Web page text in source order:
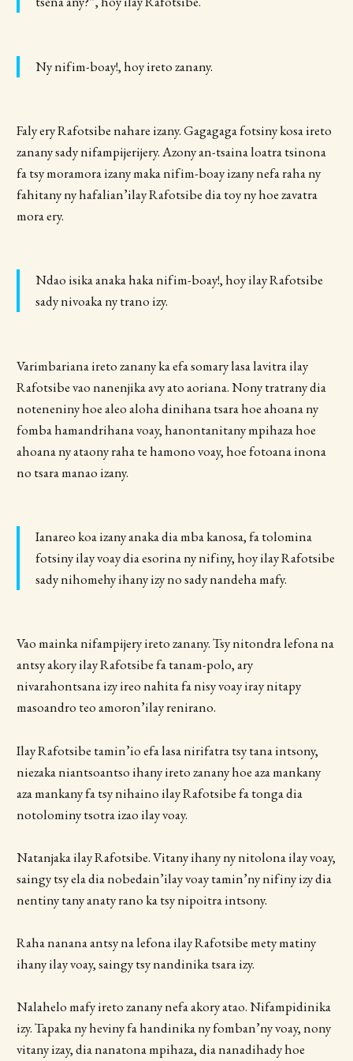
Ny nifim-boay!, hoy ireto zanany.
Faly ery Rafotsibe nahare izany. Gagagaga fotsiny kosa ireto
zanany sady nifampijerijery. Azony an-tsaina loatra tsinona
fa tsy moramora izany maka nifim-boay izany nefa raha ny
fahitany ny hafalian’ilay Rafotsibe dia toy ny hoe zavatra
mora ery.
Ndao isika anaka haka nifim-boay!, hoy ilay Rafotsibe
sady nivoaka ny trano izy.
Varimbariana ireto zanany ka efa somary lasa lavitra ilay
Rafotsibe vao nanenjika avy ato aoriana. Nony tratrany dia
noteneniny hoe aleo aloha dinihana tsara hoe ahoana ny
fomba hamandrihana voay, hanontanitany mpihaza hoe
ahoana ny ataony raha te hamono voay, hoe fotoana inona
no tsara manao izany.
Ianareo koa izany anaka dia mba kanosa, fa tolomina
fotsiny ilay voay dia esorina ny nifiny, hoy ilay Rafotsibe
sady nihomehy ihany izy no sady nandeha mafy.
Vao mainka nifampijery ireto zanany. Tsy nitondra lefona na
antsy akory ilay Rafotsibe fa tanam-polo, ary
nivarahontsana izy ireo nahita fa nisy voay iray nitapy
masoandro teo amoron’ilay renirano.
Ilay Rafotsibe tamin’io efa lasa nirifatra tsy tana intsony,
niezaka niantsoantso ihany ireto zanany hoe aza mankany
aza mankany fa tsy nihaino ilay Rafotsibe fa tonga dia
notolominy tsotra izao ilay voay.
Natanjaka ilay Rafotsibe. Vitany ihany ny nitolona ilay voay,
saingy tsy ela dia nobedain’ilay voay tamin’ny nifiny izy dia
nentiny tany anaty rano ka tsy nipoitra intsony.
Raha nanana antsy na lefona ilay Rafotsibe mety matiny
ihany ilay voay, saingy tsy nandinika tsara izy.
Nalahelo mafy ireto zanany nefa akory atao. Nifampidinika
izy. Tapaka ny heviny fa handinika ny fomban’ny voay, nony
vitany izay, dia nanatona mpihaza, dia nanadihady hoe